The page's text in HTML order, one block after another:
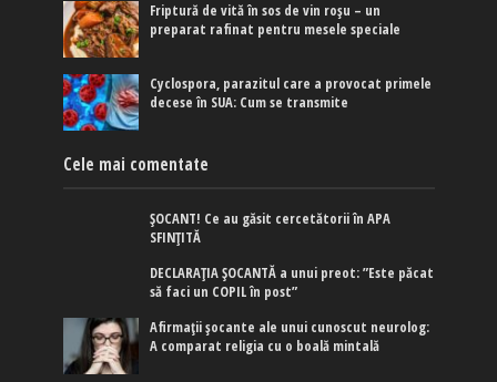
Friptură de vită în sos de vin roșu – un
preparat rafinat pentru mesele speciale
Cyclospora, parazitul care a provocat primele
decese în SUA: Cum se transmite
Cele mai comentate
ȘOCANT! Ce au găsit cercetătorii în APA
SFINȚITĂ
DECLARAȚIA ȘOCANTĂ a unui preot: ”Este păcat
să faci un COPIL în post”
Afirmaţii şocante ale unui cunoscut neurolog:
A comparat religia cu o boală mintală